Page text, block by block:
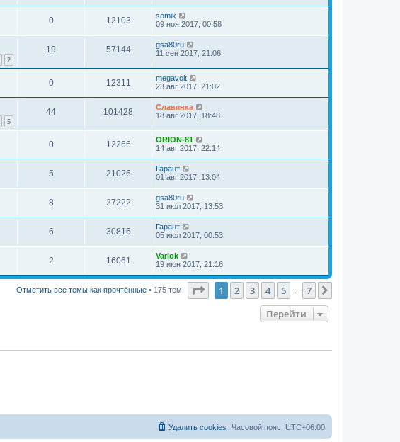
0 12103
somik
09 ноя 2017, 00:58
2
19 57144
gsa80ru
11 сен 2017, 21:06
0 12311
megavolt
23 авг 2017, 21:02
5
44 101428
Славянка
18 авг 2017, 18:48
0 12266
ORION-81
14 авг 2017, 22:14
5 21026
Гарант
01 авг 2017, 13:04
8 27222
gsa80ru
31 июл 2017, 13:53
6 30816
Гарант
05 июл 2017, 00:53
2 16061
Varlok
19 июн 2017, 21:16
Отметить все темы как прочтённые • 175 тем Страница1 из
1 2 3 4 5 7
Перейти
Часовой пояс: UTC+06:00
Удалить cookies